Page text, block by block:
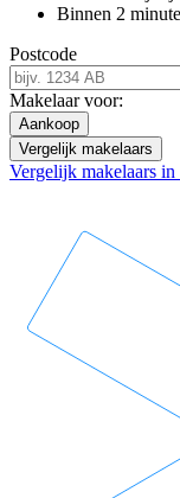
Binnen 2
Postcode
Makelaar voor:
Aankoop
Vergelijk makelaars
Vergelijk makelaars in